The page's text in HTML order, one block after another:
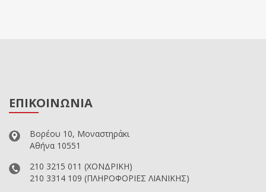
ΕΠΙΚΟΙΝΩΝΙΑ
Βορέου 10, Μοναστηράκι
Αθήνα 10551
210 3215 011 (ΧΟΝΔΡΙΚΗ)
210 3314 109 (ΠΛΗΡΟΦΟΡΙΕΣ ΛΙΑΝΙΚΗΣ)